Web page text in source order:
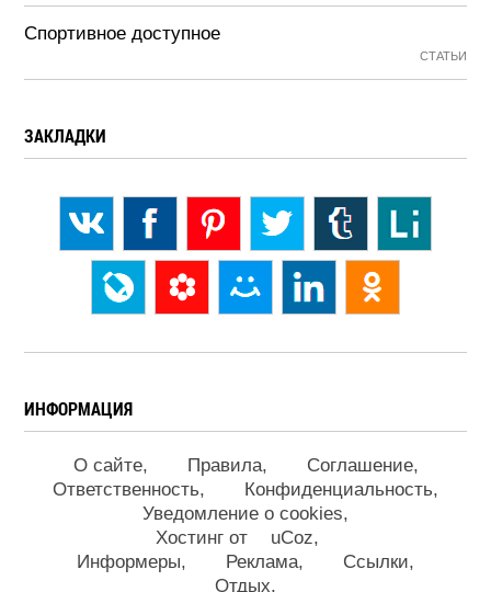
Спортивное доступное
СТАТЬИ
ЗАКЛАДКИ
ИНФОРМАЦИЯ
О сайте Правила
Соглашение
Ответственность
Конфиденциальность
Уведомление о cookies
Хостинг от
uCoz
Информеры
Реклама
Ссылки
Отдых